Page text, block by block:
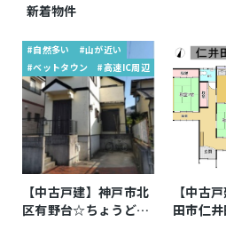
取引態様 仲介
新着物件
#自然多い
#山が近い
#ベットタウン
#高速IC周辺
【中古戸建】神戸市北
区有野台☆ちょうどよ
【中古
田市仁